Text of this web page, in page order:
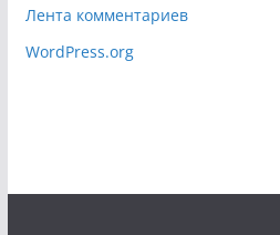
Лента комментариев
WordPress.org